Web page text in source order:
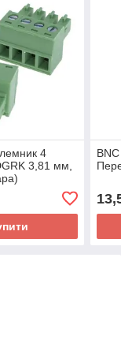
4
3,81 мм,